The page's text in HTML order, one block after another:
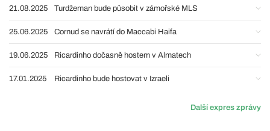
21.08.2025 Turdžeman bude působit v zámořské MLS
25.06.2025 Cornud se navrátí do Maccabi Haifa
19.06.2025 Ricardinho dočasně hostem v Almatech
17.01.2025 Ricardinho bude hostovat v Izraeli
Další expres zprávy